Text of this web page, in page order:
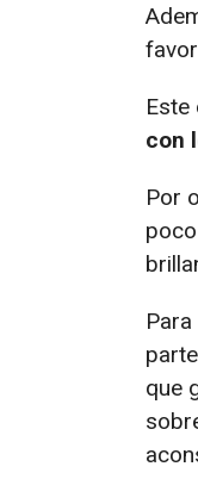
Este
con
Por
que